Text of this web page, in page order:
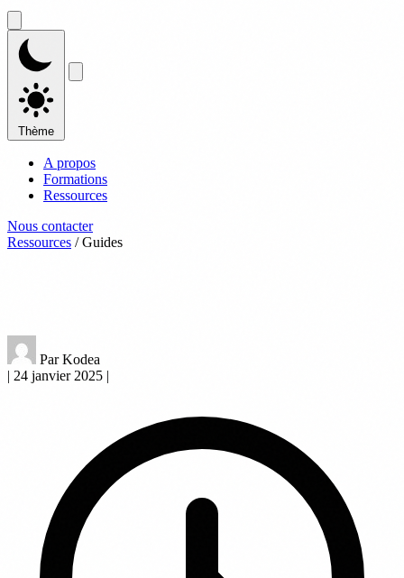
Thème
A propos
Formations
Ressources
Nous contacter
Ressources / Guides
Par Kodea
| 24 janvier 2025 |